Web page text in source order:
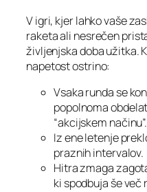
V igri, kjer lahko vaše
raketa ali nesrečen
življenjska doba užitka.
napetost ostrino:
Vsaka runda se
popolnoma
“akcijskem načinu”.
Iz ene letenje
praznih intervalov.
Hitra zmaga
ki spodbuja še več